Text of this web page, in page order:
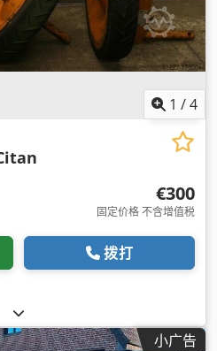
1 /4
€300
固定价格 不含增值税
拨打
小广告